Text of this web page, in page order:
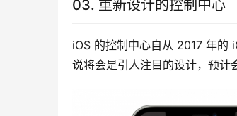
03. 重新设计的控制中心
iOS 的控制中心自从 2017 年的
说将会是引人注目的设计，预计